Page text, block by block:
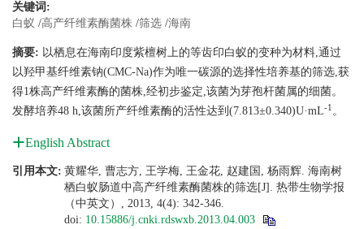
关键词:
白蚁 /高产纤维素酶菌株 /筛选 /海南
摘要: 以栖息在海南印度紫檀树上的等齿印白蚁的变种为材料,通过
以羟甲基纤维素钠(CMC-Na)作为唯一碳源的选择性培养基的筛选,获
得1株高产纤维素酶的菌株,经初步鉴定,该菌为芽孢杆菌属的细菌。
发酵培养48 h,该菌所产纤维素酶的活性达到(7.813±0.340)U·mL-1 。
English Abstract
引用本文: 黄耀华, 曹志方, 王学梅, 王金花, 赵建国, 杨雨辉. 海南树
栖白蚁肠道中高产纤维素酶菌株的筛选[J]. 热带生物学报
（中英文）, 2013, 4(4): 342-346.
doi: 10.15886/j.cnki.rdswxb.2013.04.003